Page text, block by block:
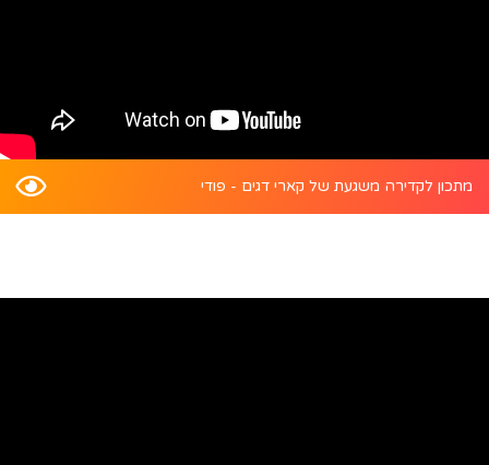
מתכון לקדירה משגעת של קארי דגים - פודי